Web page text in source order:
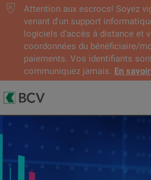
Attention aux escrocs! Soyez
venant d'un support
logiciels d’accès à distance et
coordonnées du bénéficiaire/
paiements. Vos identifiants
communiquez jamais. En